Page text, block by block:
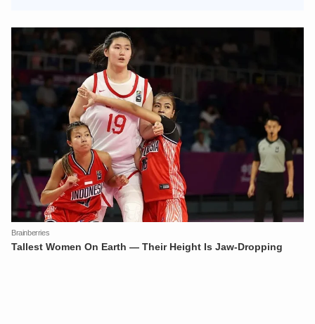
XIN CHÀO,
TÔI LÀ CHATBOT CỦA